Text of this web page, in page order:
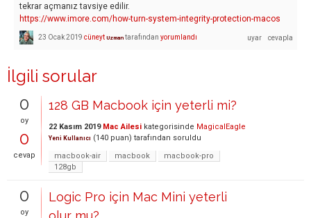
tekrar açmanız tavsiye edilir.
https://www.imore.com/how-turn-system-integrity-protection-macos
23 Ocak 2019 cüneyt Uzman tarafından yorumlandı
İlgili sorular
0
oy
0
cevap
128 GB Macbook için yeterli mi?
22 Kasım 2019 Mac Ailesi kategorisinde MagicalEagle
Yeni Kullanıcı (140 puan) tarafından soruldu
macbook-air
macbook
macbook-pro
128gb
0
oy
Logic Pro için Mac Mini yeterli